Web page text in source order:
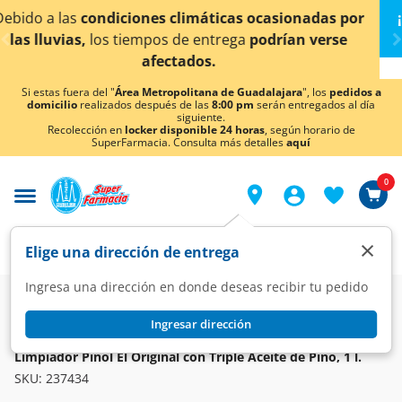
< div class="carousel-inner">
por
verse
¡Ahora también en Aguascalientes!
conocer detalles.
Si estas fuera del "Área Metropolitana de Guadalajara", los pedidos a
domicilio realizados después de las8:00 pm serán entregados al día
siguiente.
Recolección en locker disponible 24 horas, según horario de
SuperFarmacia. Consulta más detallesaquí
Elige una dirección de entrega
Ingresa una dirección en donde deseas recibir tu pedido
Ingresar dirección
×
0
Super Hogar
Limpieza
Limpiadores y Desmanchadores
PINOL
Limpiador Pinol El Original con Triple Aceite de Pino, 1 l.
SKU: 237434